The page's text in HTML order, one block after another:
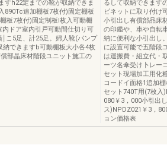
すh22定までの靴が収納できま
890Tc追加棚板7枚付)固定棚板
板7枚付)固定制板l枚入可動棚
ドア室内引戸可動間仕切り可
こ5足、計25足。婦人靴(パンプ
納できますb可動棚板大小各4枚
部晶床材階段ユニット施工の
るして収納できます
ビネットに取り付け
小引出し有償部品床
の印鑑や、車や自転
納に便利な小引出し
に設置可能で五階段
は運搬費・組立代・
ーツ名傘受け卜レー
セット現場加工用化
コードイ面格1追加
セット740T用(7枚入
080￥3，000小引出
ス)NPDZ021￥3，
ョン価格表